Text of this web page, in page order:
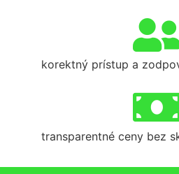
korektný prístup a
transparentné ceny bez